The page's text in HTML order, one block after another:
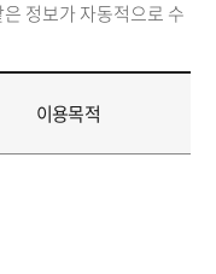
정보가 자동적으로 수
이용목적